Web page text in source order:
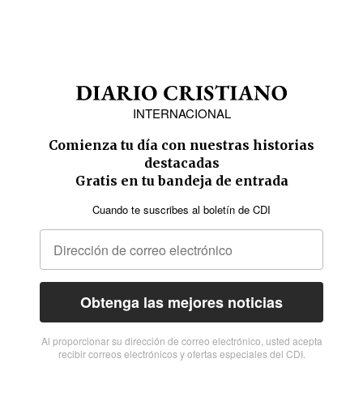
INTERNACIONAL
Comienza tu día con nuestras historias
destacadas
Gratis en tu bandeja de entrada
Cuando te suscribes al boletín de CDI
Obtenga las mejores noticias
Al proporcionar su dirección de correo electrónico, usted acepta
recibir correos electrónicos y ofertas especiales del CDI.